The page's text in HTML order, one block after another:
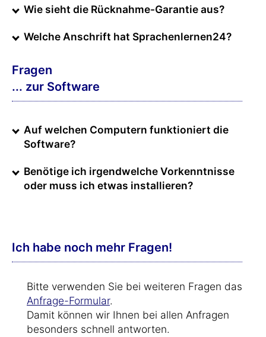
Wie sieht die Rücknahme-Garantie aus?
Welche Anschrift hat Sprachenlernen24?
Fragen
... zur Software
Auf welchen Computern funktioniert die
Software?
Benötige ich irgendwelche Vorkenntnisse
oder muss ich etwas installieren?
Ich habe noch mehr Fragen!
Bitte verwenden Sie bei weiteren Fragen das
Anfrage-Formular.
Damit können wir Ihnen bei allen Anfragen
besonders schnell antworten.